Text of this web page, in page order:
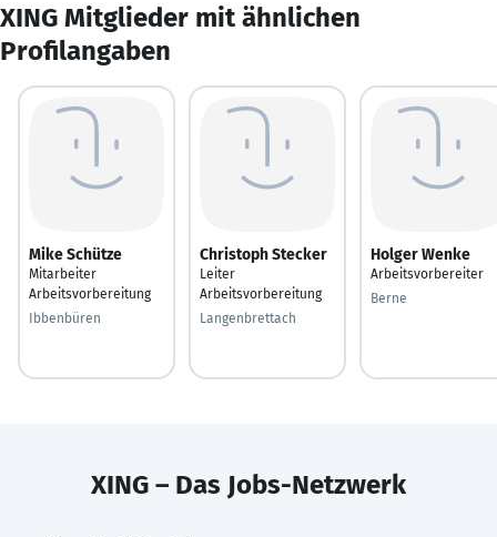
XING Mitglieder mit ähnlichen
Profilangaben
Mike Schütze
Mitarbeiter
Arbeitsvorbereitung
Ibbenbüren
Christoph Stecker
Leiter
Arbeitsvorbereitung
Langenbrettach
Holger Wenke
Arbeitsvorbereiter
Berne
XING – Das Jobs-Netzwerk